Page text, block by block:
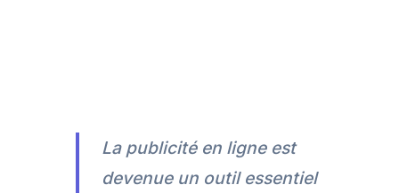
La publicité en ligne est
devenue un outil essentiel